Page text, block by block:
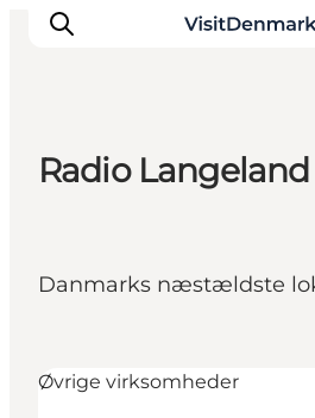
Oplevelser
Radio Langeland
Danmarks næstældste
Øvrige virksomheder